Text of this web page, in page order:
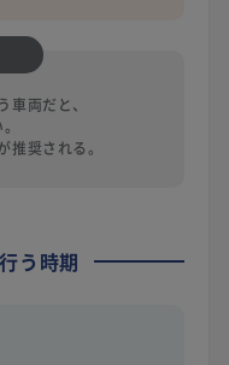
両だと、
奨される。
う時期